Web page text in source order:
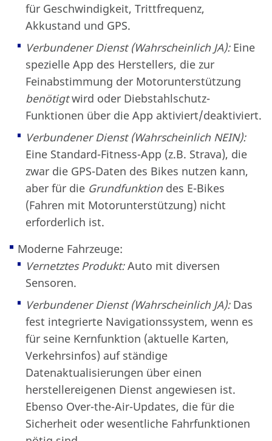
für Geschwindigkeit, Trittfrequenz,
Akkustand und GPS.
Verbundener Dienst (Wahrscheinlich JA):Eine
spezielle App des Herstellers, die zur
Feinabstimmung der Motorunterstützung
benötigtwird oder Diebstahlschutz-
Funktionen über die App aktiviert/deaktiviert.
Verbundener Dienst (Wahrscheinlich NEIN):
Eine Standard-Fitness-App (z.B. Strava), die
zwar die GPS-Daten des Bikes nutzen kann,
aber für die Grundfunktiondes E-Bikes
(Fahren mit Motorunterstützung) nicht
erforderlich ist.
Moderne Fahrzeuge:
Vernetztes Produkt:Auto mit diversen
Sensoren.
Verbundener Dienst (Wahrscheinlich JA):Das
fest integrierte Navigationssystem, wenn es
für seine Kernfunktion (aktuelle Karten,
Verkehrsinfos) auf ständige
Datenaktualisierungen über einen
herstellereigenen Dienst angewiesen ist.
Ebenso Over-the-Air-Updates, die für die
Sicherheit oder wesentliche Fahrfunktionen